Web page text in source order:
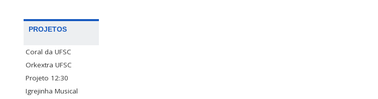
PROJETOS
Coral da UFSC
Orkextra UFSC
Projeto 12:30
Igrejinha Musical